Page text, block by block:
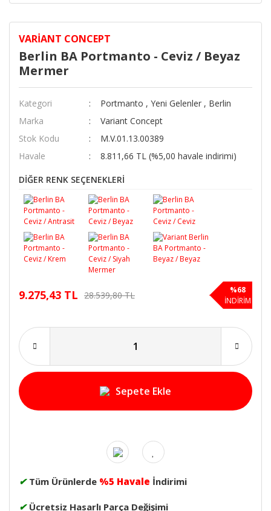
VARIANT CONCEPT
Berlin BA Portmanto - Ceviz / Beyaz
Mermer
Kategori Portmanto , Yeni Gelenler , Berlin
Marka
Variant Concept
Stok Kodu
M.V.01.13.00389
Havale
8.811,66 TL (%5,00 havale indirimi)
DİĞER RENK SEÇENEKLERİ
9.275,43 TL 28.539,80 TL
%68
İNDİRİM
Sepete Ekle
✔ Tüm Ürünlerde %5 Havale İndirimi
✔ Ücretsiz Hasarlı Parça Değişimi